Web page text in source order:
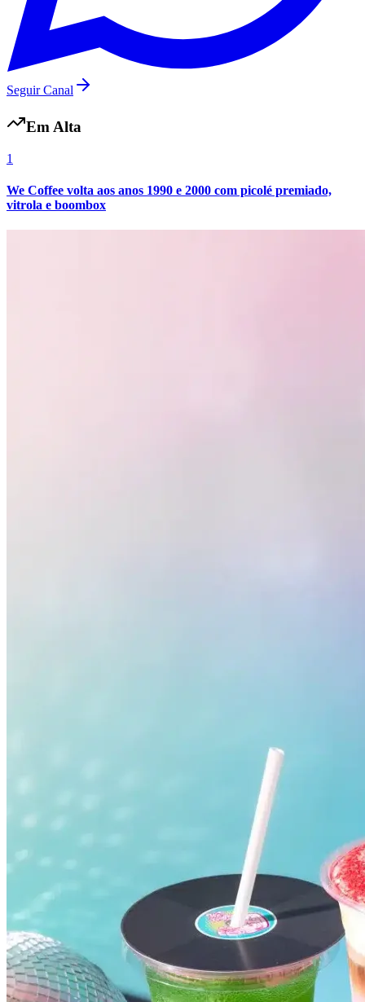
Botafogo
Internacional
Seguir Canal
Em Alta
1
We Coffee volta aos anos 1990 e 2000 com picolé premiado,
vitrola e boombox